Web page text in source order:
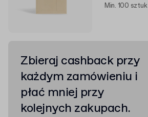
Min. 100 sztuk
Zbieraj cashback przy
każdym zamówieniu i
płać mniej przy
kolejnych zakupach.